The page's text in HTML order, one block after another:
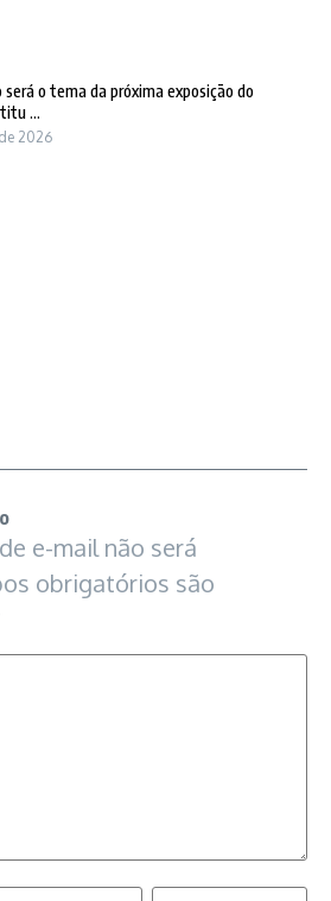
será o tema da próxima exposição do
...
2026
e-mail não será
obrigatórios são